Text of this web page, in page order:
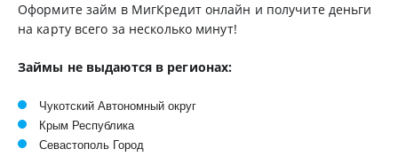
Оформите займ в МигКредит онлайн и получите деньги
на карту всего за несколько минут!
Займы не выдаются в регионах:
Чукотский Автономный округ
Крым Республика
Севастополь Город